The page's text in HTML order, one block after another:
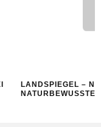
LANDSPIEGEL –